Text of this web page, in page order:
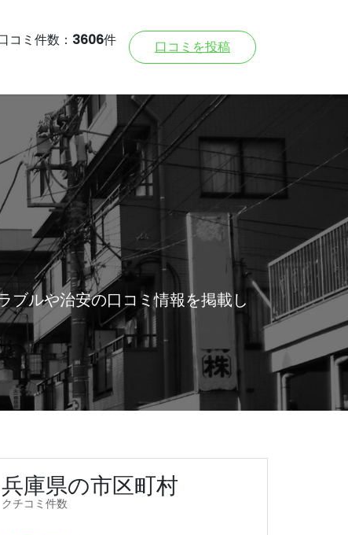
コミ件数： 3606件 口コミを投稿
ブルや治安の口コミ情報を掲載し
兵庫県の市区町村
クチコミ件数